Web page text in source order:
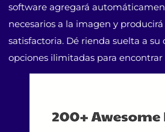
software agregará
necesarios a la imagen y
satisfactoria. Dé rienda suelta a su
opciones ilimitadas para